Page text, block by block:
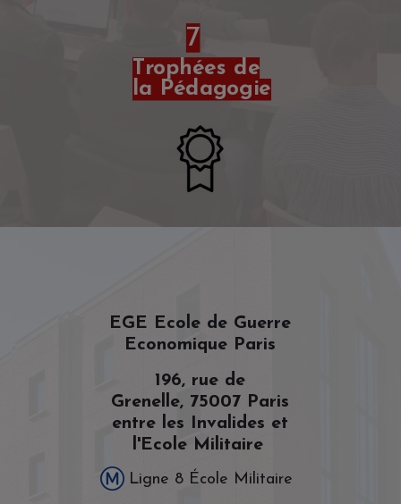
EGE Ecole de Guerre
Economique Paris
196, rue de
Grenelle, 75007 Paris
entre les Invalides et
l'Ecole Militaire
Ligne 8 École Militaire
7
Trophées de
la Pédagogie